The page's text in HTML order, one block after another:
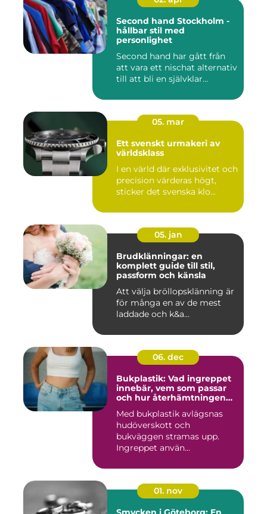
Second hand Stockholm -
hållbar stil med
personlighet
Second hand har gått från
att vara ett nischat alternativ
till att bli en självklar...
05. mar
Ett svenskt urmakeri av
världsklass
I en värld där exklusivitet och
precision värderas högt,
sticker det svenska klo...
05. jan
Brudklänningar: en
komplett guide till stil,
passform och känsla
Att välja bröllopsklänning är
för många en av de mest
laddade och k&a...
06. dec
Bukplastik: Vad ingreppet
innebär, vem som passar
och hur återhämtningen
Med bukplastik avlägsnas
hudöverskott och
bukväggen stramas upp.
Ingreppet använ...
01. nov